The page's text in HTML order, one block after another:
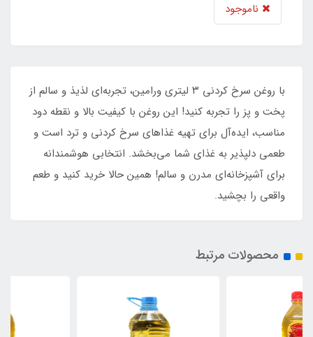
ناموجود
با روغن سرخ کردنی ۳ لیتری ورامین، تجربه‌ای لذیذ و سالم از
پخت و پز را تجربه کنید! این روغن با کیفیت بالا و نقطه دود
مناسب، ایده‌آل برای تهیه غذاهای سرخ کردنی و ترد است و
طعمی دلپذیر به غذای شما می‌بخشد. انتخابی هوشمندانه
برای آشپزخانه‌ای مدرن و سالم! همین حالا خرید کنید و طعم
واقعی را بچشید.
محصولات مرتبط